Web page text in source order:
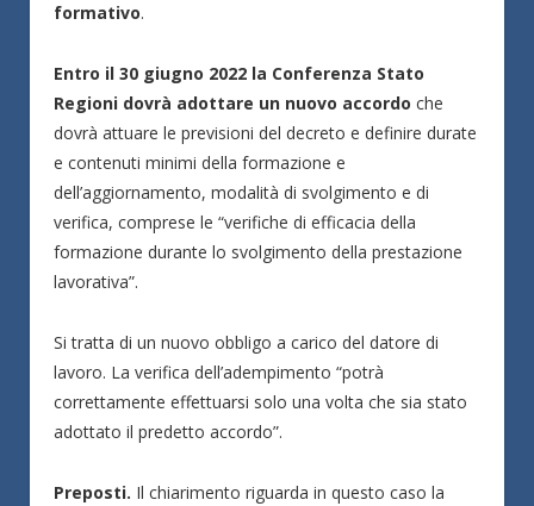
formativo.
Entro il 30 giugno 2022 la Conferenza Stato
Regioni dovrà adottare un nuovo accordo che
dovrà attuare le previsioni del decreto e definire durate
e contenuti minimi della formazione e
dell’aggiornamento, modalità di svolgimento e di
verifica, comprese le “verifiche di efficacia della
formazione durante lo svolgimento della prestazione
lavorativa”.
Si tratta di un nuovo obbligo a carico del datore di
lavoro. La verifica dell’adempimento “potrà
correttamente effettuarsi solo una volta che sia stato
adottato il predetto accordo”.
Preposti. Il chiarimento riguarda in questo caso la